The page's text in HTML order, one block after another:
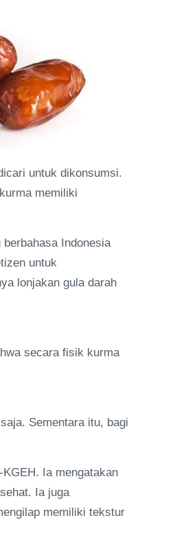
untuk dikonsumsi.
memiliki
Indonesia
untuk
lonjakan gula darah
secara fisik kurma
Sementara itu, bagi
Ia mengatakan
Ia juga
memiliki tekstur